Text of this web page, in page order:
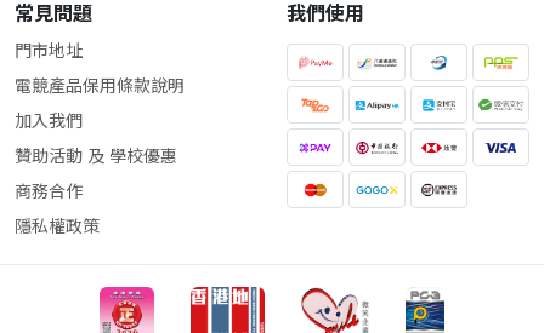
常見問題
門市地址
電競產品保用條款說明
加入我們
贊助活動 及 學校優惠
商務合作
隱私權政策
我們使用